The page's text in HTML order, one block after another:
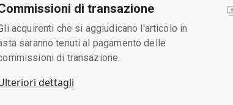
di transazione
acquirenti che si aggiudicano l'articolo in
saranno tenuti al pagamento delle
di transazione.
dettagli